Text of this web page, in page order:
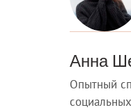
Анна
Опытный